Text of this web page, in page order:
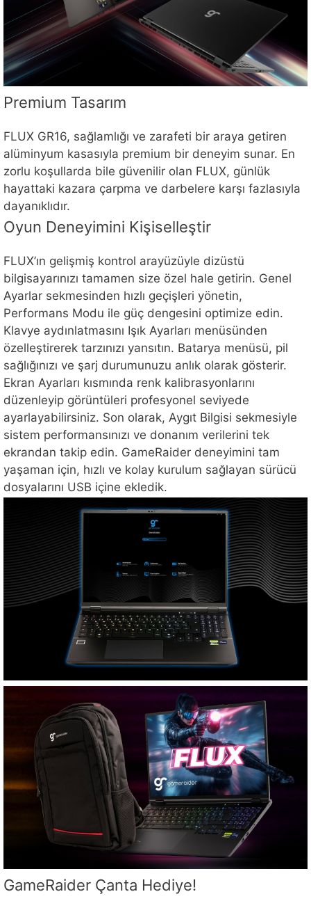
Premium Tasarım
FLUX GR16, sağlamlığı ve zarafeti bir araya getiren
alüminyum kasasıyla premium bir deneyim sunar. En
zorlu koşullarda bile güvenilir olan FLUX, günlük
hayattaki kazara çarpma ve darbelere karşı fazlasıyla
dayanıklıdır.
Oyun Deneyimini Kişiselleştir
FLUX’ın gelişmiş kontrol arayüzüyle dizüstü
bilgisayarınızı tamamen size özel hale getirin. Genel
Ayarlar sekmesinden hızlı geçişleri yönetin,
Performans Modu ile güç dengesini optimize edin.
Klavye aydınlatmasını Işık Ayarları menüsünden
özelleştirerek tarzınızı yansıtın. Batarya menüsü, pil
sağlığınızı ve şarj durumunuzu anlık olarak gösterir.
Ekran Ayarları kısmında renk kalibrasyonlarını
düzenleyip görüntüleri profesyonel seviyede
ayarlayabilirsiniz. Son olarak, Aygıt Bilgisi sekmesiyle
sistem performansınızı ve donanım verilerini tek
ekrandan takip edin. GameRaider deneyimini tam
yaşaman için, hızlı ve kolay kurulum sağlayan sürücü
dosyalarını USB içine ekledik.
GameRaider Çanta Hediye!